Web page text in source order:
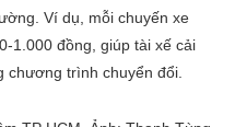
Ví dụ, mỗi chuyến xe
1.000 đồng, giúp tài xế cải
chương trình chuyển đổi.